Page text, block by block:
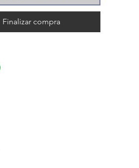
Finalizar compra